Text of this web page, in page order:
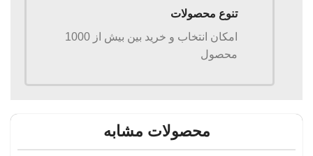
تنوع محصولات
امکان انتخاب و خرید بین بیش از 1000
محصول
محصولات مشابه